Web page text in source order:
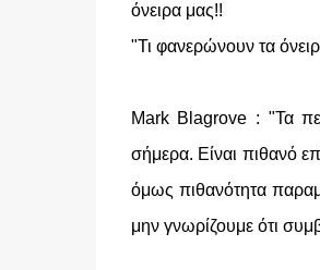
όνειρα μας!!
"Τι φανερώνουν τα
Mark Blagrove : "Τα
σήμερα. Είναι πιθανό
όμως πιθανότητα
μην γνωρίζουμε ότι